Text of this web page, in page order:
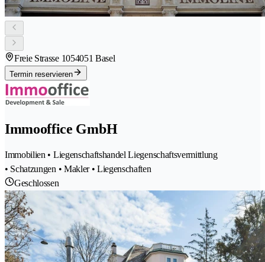
Freie Strasse 1054051 Basel
Termin reservieren
Immooffice GmbH
Immobilien • Liegenschaftshandel Liegenschaftsvermittlung
• Schatzungen • Makler • Liegenschaften
Geschlossen